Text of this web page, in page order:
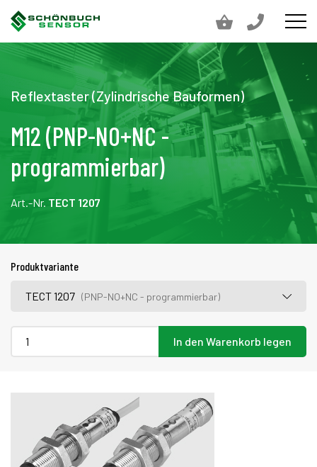
Reflextaster (Zylindrische Bauformen)
M12 (PNP-NO+NC -
programmierbar)
Art.-Nr. TECT 1207
Produktvariante
TECT 1207(PNP-NO+NC - programmierbar)
In den Warenkorb legen